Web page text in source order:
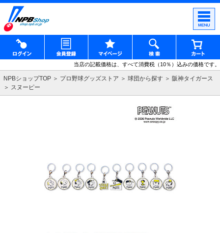
当店の記載価格は、すべて消費税（10％）込みの価格です。
NPBショップTOP プロ野球グッズストア 球団から探す
阪神タイガース
スヌーピー